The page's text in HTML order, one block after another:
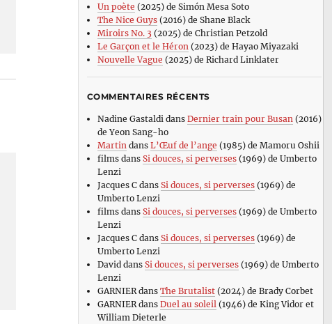
Un poète (2025) de Simón Mesa Soto
The Nice Guys(2016) de Shane Black
Miroirs No. 3 (2025) de Christian Petzold
Le Garçon et le Héron (2023) de Hayao Miyazaki
Nouvelle Vague (2025) de Richard Linklater
COMMENTAIRES RÉCENTS
Nadine Gastaldidans Dernier train pour Busan(2016)
de Yeon Sang-ho
Martindans L’Œuf de l’ange (1985) de Mamoru Oshii
filmsdans Si douces, si perverses(1969) de Umberto
Lenzi
Jacques Cdans Si douces, si perverses(1969) de
Umberto Lenzi
filmsdans Si douces, si perverses(1969) de Umberto
Lenzi
Jacques Cdans Si douces, si perverses(1969) de
Umberto Lenzi
Daviddans Si douces, si perverses(1969) de Umberto
Lenzi
GARNIERdans The Brutalist(2024) de Brady Corbet
GARNIERdans Duel au soleil(1946) de King Vidor et
William Dieterle